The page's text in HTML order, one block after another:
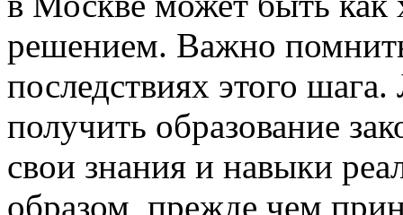
решением. Важно
последствиях этого
получить образование
свои знания и навыки
образом, прежде чем